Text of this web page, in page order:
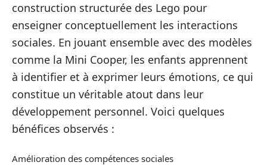
construction structurée des Lego pour
enseigner conceptuellement les interactions
sociales. En jouant ensemble avec des modèles
comme la Mini Cooper, les enfants apprennent
à identifier et à exprimer leurs émotions, ce qui
constitue un véritable atout dans leur
développement personnel. Voici quelques
bénéfices observés :
Amélioration des compétences sociales